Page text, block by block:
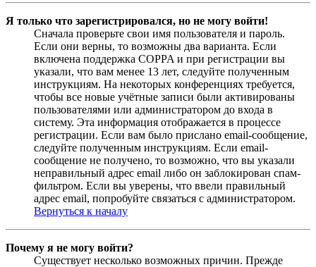
Я только что зарегистрировался, но не могу войти!
Сначала проверьте свои имя пользователя и пароль.
Если они верны, то возможны два варианта. Если
включена поддержка COPPA и при регистрации вы
указали, что вам менее 13 лет, следуйте полученным
инструкциям. На некоторых конференциях требуется,
чтобы все новые учётные записи были активированы
пользователями или администратором до входа в
систему. Эта информация отображается в процессе
регистрации. Если вам было прислано email-сообщение,
следуйте полученным инструкциям. Если email-
сообщение не получено, то возможно, что вы указали
неправильный адрес email либо он заблокирован спам-
фильтром. Если вы уверены, что ввели правильный
адрес email, попробуйте связаться с администратором.
Вернуться к началу
Почему я не могу войти?
Существует несколько возможных причин. Прежде